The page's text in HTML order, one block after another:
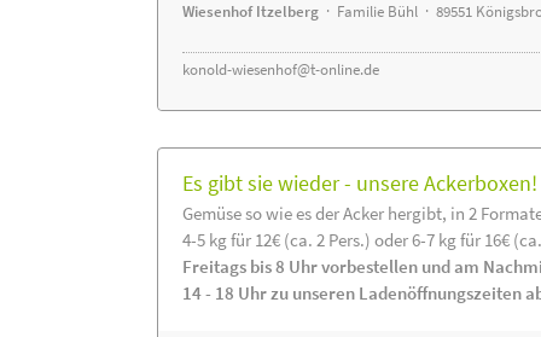
Wiesenhof Itzelberg · Familie Bühl · 89551
konold-wiesenhof@t-online.de
Es gibt sie wieder - unsere Ackerboxen!
Gemüse so wie es der Acker hergibt, in 2
4-5 kg für 12€ (ca. 2 Pers.) oder 6-7 kg für 16€
Freitags bis 8 Uhr vorbestellen und am
14 - 18 Uhr zu unseren Ladenöffnungszeiten